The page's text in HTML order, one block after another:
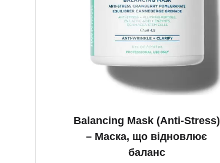
Balancing Mask (Anti-Stress)
– Маска, що відновлює
баланс